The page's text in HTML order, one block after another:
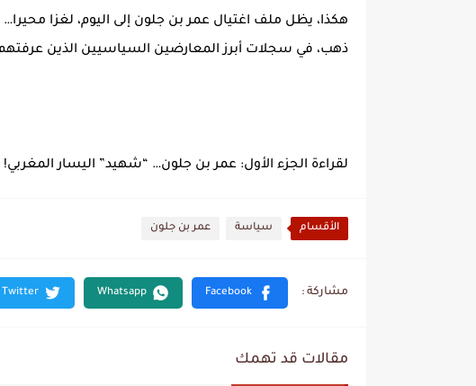
هكذا، يظل ملف اغتيال عمر بن جلون إلى اليوم، لغزا
ذهب، في سجلات أبرز المعارضين السياسيين الذين
لقراءة الجزء الأول: عمر بن جلون… “شهيد” اليسار المغربي!
الأقسام سياسة عمر بن جلون
مقالات قد تهمك